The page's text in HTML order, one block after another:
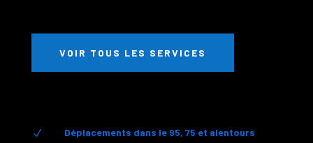
VOIR TOUS LES SERVICES
N Déplacements dans le 95, 75 et alentours